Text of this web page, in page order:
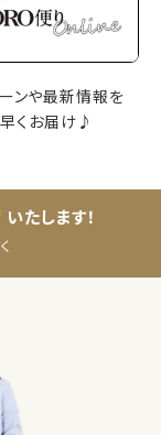
ンや最新情報を
くお届け♪
いたします！